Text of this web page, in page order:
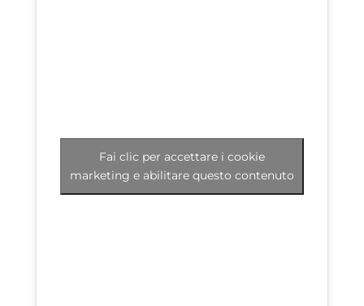
Fai clic per accettare i cookie
marketing e abilitare questo contenuto